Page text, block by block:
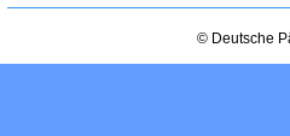
© Deutsche